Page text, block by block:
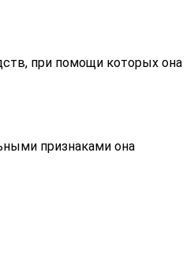
при помощи которых она
признаками она